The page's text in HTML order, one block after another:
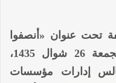
تحت عنوان «أنصفوا
المطوفين ثم عاقبوهم» يوم الجمعة 26 شوال 1435،
إدارات مؤسسات